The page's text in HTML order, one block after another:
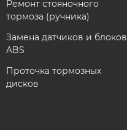
Ремонт стояночного
тормоза (ручника)
Замена датчиков и блоков
ABS
Проточка тормозных
дисков